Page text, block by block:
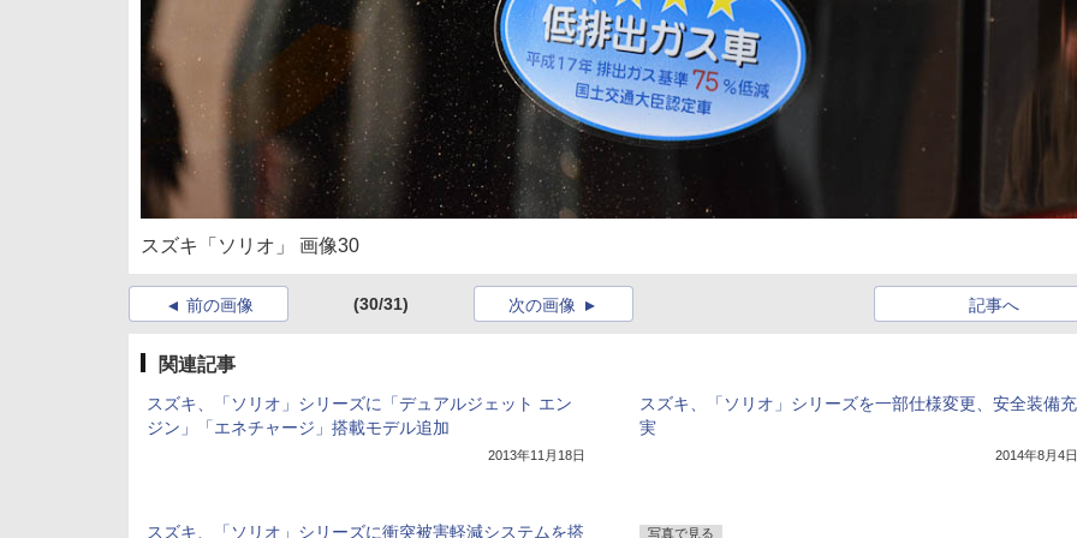
スズキ「ソリオ」 画像30
前の画像 (30/31) 記事へ
次の画像
関連記事
スズキ、「ソリオ」シリーズに「デュアルジェット エン
ジン」「エネチャージ」搭載モデル追加
2013年11月18日
スズキ、「ソリオ」シリーズを一部仕様変更、安全装備充
実
2014年8月4日
スズキ、「ソリオ」シリーズに衝突被害軽減システムを搭 写真で見る